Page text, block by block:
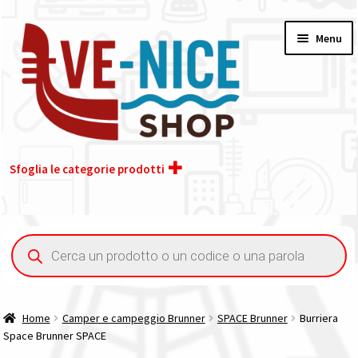
alla
navigazione
contenuto
Menu
Sfoglia le categorie prodotti
Acquisto iva 4% (agevolata)
Contatti
Ricerca
prodotti
Home Camper e campeggio Brunner SPACE Brunner
Burriera
Space Brunner SPACE